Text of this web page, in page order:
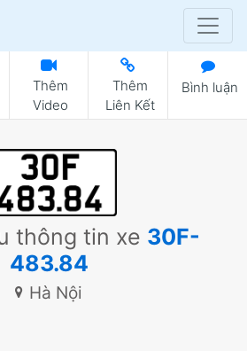
Thêm
Video
Thêm
Liên Kết
Bình luận
thông tin xe 30F-
483.84
Hà Nội